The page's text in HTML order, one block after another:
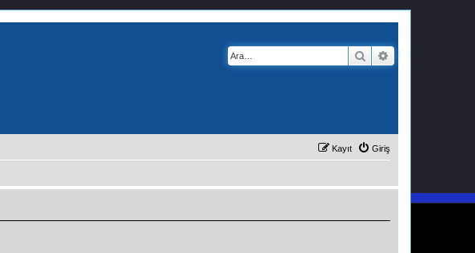
Ara
Giriş
Kayıt